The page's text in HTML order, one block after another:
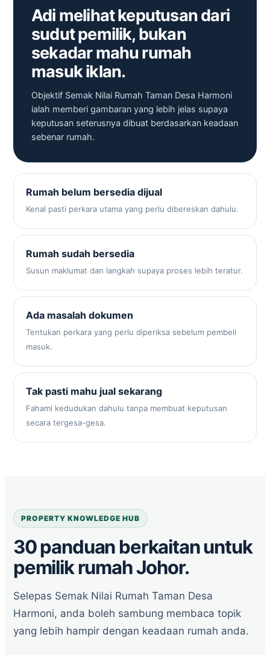
Adi melihat keputusan dari
sudut pemilik, bukan
sekadar mahu rumah
masuk iklan.
Objektif Semak Nilai Rumah Taman Desa Harmoni
ialah memberi gambaran yang lebih jelas supaya
keputusan seterusnya dibuat berdasarkan keadaan
sebenar rumah.
Rumah belum bersedia dijual
Kenal pasti perkara utama yang perlu dibereskan dahulu.
Rumah sudah bersedia
Susun maklumat dan langkah supaya proses lebih teratur.
Ada masalah dokumen
Tentukan perkara yang perlu diperiksa sebelum pembeli
masuk.
Tak pasti mahu jual sekarang
Fahami kedudukan dahulu tanpa membuat keputusan
secara tergesa-gesa.
PROPERTY KNOWLEDGE HUB
30 panduan berkaitan untuk
pemilik rumah Johor.
Selepas Semak Nilai Rumah Taman Desa
Harmoni, anda boleh sambung membaca topik
yang lebih hampir dengan keadaan rumah anda.